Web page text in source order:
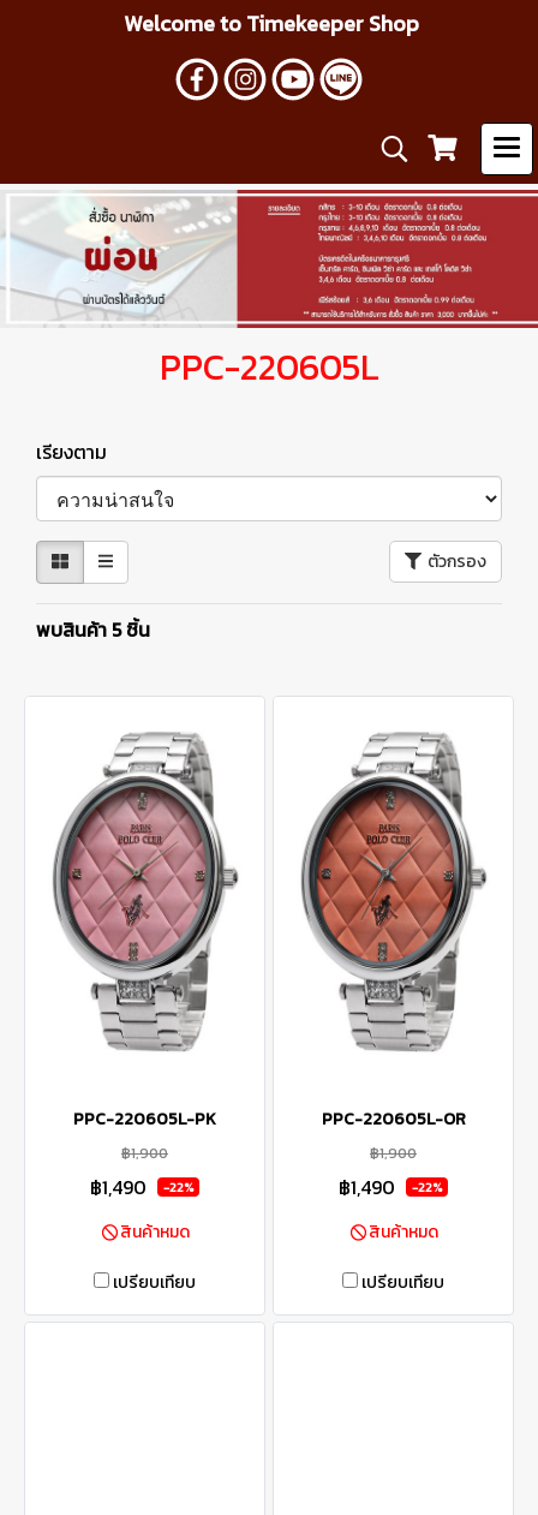
Welcome to Timekeeper Shop
PPC-220605L
เรียงตาม
ตัวกรอง
พบสินค้า 5 ชิ้น
PPC-220605L-PK
฿1,900
฿1,490 -22%
สินค้าหมด
เปรียบเทียบ
PPC-220605L-OR
฿1,900
฿1,490 -22%
สินค้าหมด
เปรียบเทียบ